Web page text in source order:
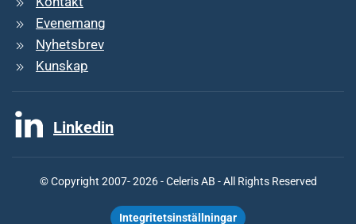
Evenemang
Nyhetsbrev
Kunskap
Linkedin
© Copyright 2007- 2026 - Celeris AB - All Rights Reserved
Integritetsinställningar